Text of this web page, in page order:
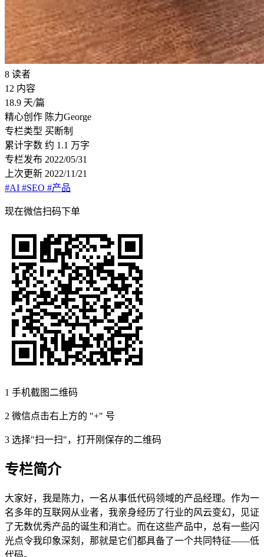
8 读者
12 内容
18.9 天/篇
精心创作 陈力George
专栏类型 买断制
累计字数 约 1.1 万字
专栏发布 2022/05/31
上次更新 2022/11/21
#AI #SEO #产品
现在微信扫码下单
1 手机截图二维码
2 微信点击右上方的 "+" 号
3 选择"扫一扫"，打开刚保存的二维码
专栏简介
大家好，我是陈力，一名从事低代码领域的产品经理。作为一
名多年的互联网从业者，我亲身经历了行业的风云变幻，见证
了无数优秀产品的诞生和消亡。而在这些产品中，总有一些闪
光点令我印象深刻，那就是它们都具备了一个共同特征——低
代码。